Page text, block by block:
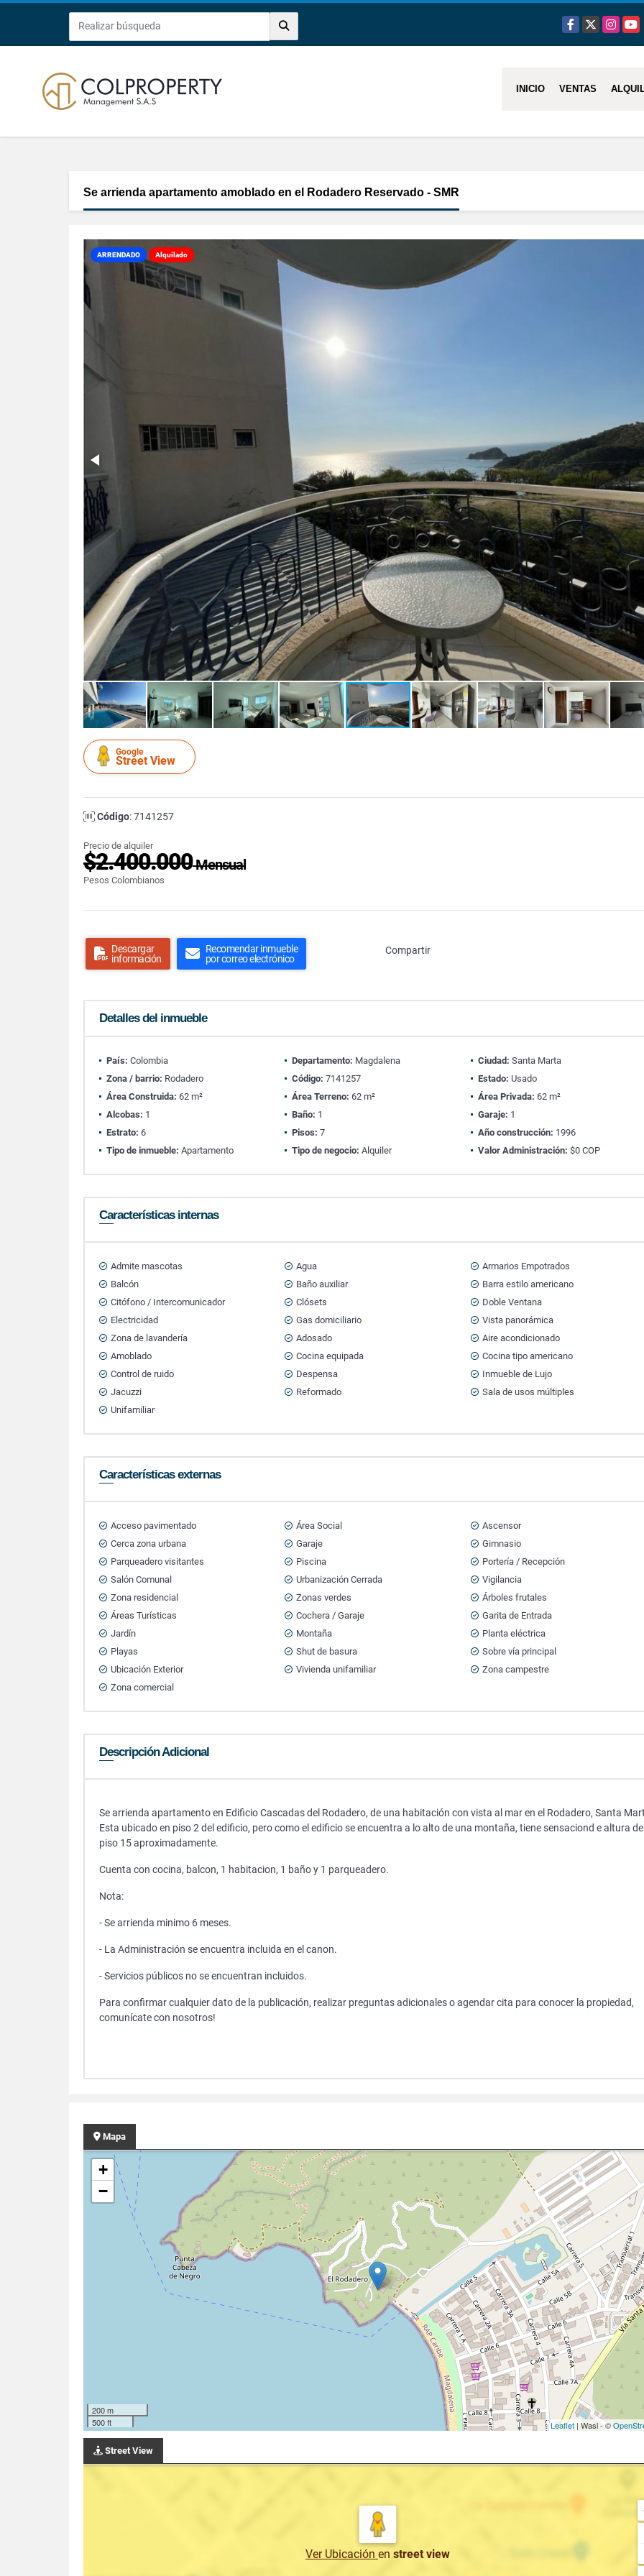
Facebook
X
INICIO VENTAS
Se arrienda apartamento amoblado en el Rodadero Reservado - SMR
ARRENDADO Alquilado
Google
Street View
Código: 7141257
Precio de alquiler
$2.400.000Mensual
Pesos Colombianos
Descargar
información
Recomendar inmueble
por correo electrónico
Compartir
Detalles del inmueble
País: Colombia Departamento: Magdalena Ciudad: Santa Marta
Zona / barrio: Rodadero Código: 7141257 Estado: Usado
Área Construida: 62 m² Área Terreno: 62 m² Área Privada: 62 m²
Alcobas: 1 Baño: 1 Garaje: 1
Estrato: 6 Pisos: 7 Año construcción: 1996
Tipo de inmueble: Apartamento Tipo de negocio: Alquiler Valor Administración: $0 COP
Características internas
Admite mascotas Agua
Armarios Empotrados
Balcón
Baño auxiliar
Barra estilo americano
Citófono / Intercomunicador
Clósets
Doble Ventana
Electricidad
Gas domiciliario
Vista panorámica
Zona de lavandería
Adosado
Aire acondicionado
Amoblado
Cocina equipada
Cocina tipo americano
Control de ruido
Despensa
Inmueble de Lujo
Jacuzzi
Reformado
Sala de usos múltiples
Unifamiliar
Características externas
Acceso pavimentado Área Social
Ascensor
Cerca zona urbana
Garaje
Gimnasio
Parqueadero visitantes
Piscina
Portería / Recepción
Salón Comunal
Urbanización Cerrada
Vigilancia
Zona residencial
Zonas verdes
Árboles frutales
Áreas Turísticas
Cochera / Garaje
Garita de Entrada
Jardín
Montaña
Planta eléctrica
Playas
Shut de basura
Sobre vía principal
Ubicación Exterior
Vivienda unifamiliar
Zona campestre
Zona comercial
Descripción Adicional
Se arrienda apartamento en Edificio Cascadas del Rodadero, de una habitación con vista al mar en el Rodadero, Santa
Esta ubicado en piso 2 del edificio, pero como el edificio se encuentra a lo alto de una montaña, tiene sensaciond e altura de
piso 15 aproximadamente.
Cuenta con cocina, balcon, 1 habitacion, 1 baño y 1 parqueadero.
Nota:
- Se arrienda minimo 6 meses.
- La Administración se encuentra incluida en el canon.
- Servicios públicos no se encuentran incluidos.
Para confirmar cualquier dato de la publicación, realizar preguntas adicionales o agendar cita para conocer la propiedad,
comunícate con nosotros!
Mapa
+
−
200 m
500 ft
Leaflet | Wasi - ©
Street View
Ver Ubicación en street view